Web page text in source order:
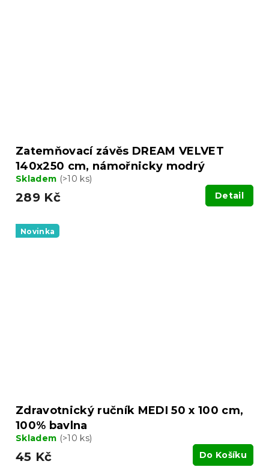
Zatemňovací závěs DREAM VELVET
140x250 cm, námořnicky modrý
Skladem (>10 ks)
289 Kč Detail
Novinka
Zdravotnický ručník MEDI 50 x 100 cm,
100% bavlna
Skladem (>10 ks)
45 Kč Do Košíku